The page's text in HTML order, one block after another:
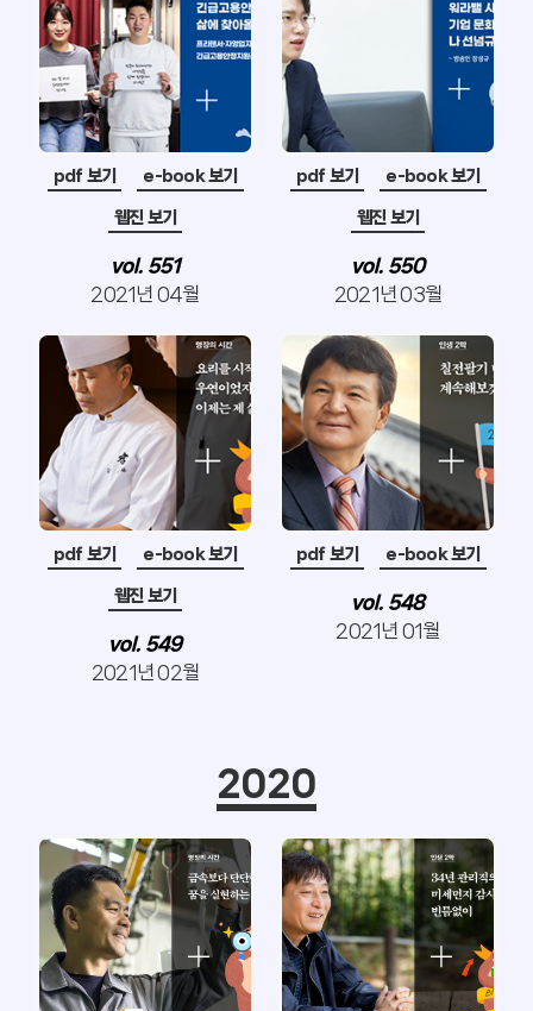
pdf 보기 e-book 보기
웹진 보기
vol. 551
2021년 04월
pdf 보기 e-book 보기
웹진 보기
vol. 550
2021년 03월
pdf 보기 e-book 보기
웹진 보기
vol. 549
2021년 02월
pdf 보기 e-book 보기
vol. 548
2021년 01월
2020